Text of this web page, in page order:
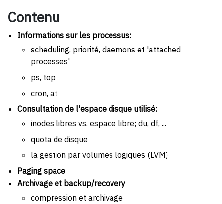
Contenu
Informations sur les processus:
scheduling, priorité, daemons et 'attached
processes'
ps, top
cron, at
Consultation de l'espace disque utilisé:
inodes libres vs. espace libre; du, df, ...
quota de disque
la gestion par volumes logiques (LVM)
Paging space
Archivage et backup/recovery
compression et archivage